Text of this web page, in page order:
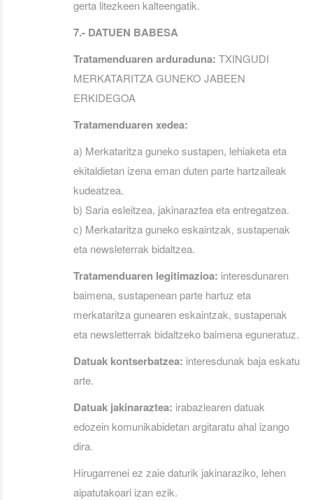
gerta litezkeen kalteengatik.
7.- DATUEN BABESA
Tratamenduaren arduraduna: TXINGUDI
MERKATARITZA GUNEKO JABEEN
ERKIDEGOA
Tratamenduaren xedea:
a) Merkataritza guneko sustapen, lehiaketa eta
ekitaldietan izena eman duten parte hartzaileak
kudeatzea.
b) Saria esleitzea, jakinaraztea eta entregatzea.
c) Merkataritza guneko eskaintzak, sustapenak
eta newsleterrak bidaltzea.
Tratamenduaren legitimazioa: interesdunaren
baimena, sustapenean parte hartuz eta
merkataritza gunearen eskaintzak, sustapenak
eta newsletterrak bidaltzeko baimena eguneratuz.
Datuak kontserbatzea: interesdunak baja eskatu
arte.
Datuak jakinaraztea: irabazlearen datuak
edozein komunikabidetan argitaratu ahal izango
dira.
Hirugarrenei ez zaie daturik jakinaraziko, lehen
aipatutakoari izan ezik.